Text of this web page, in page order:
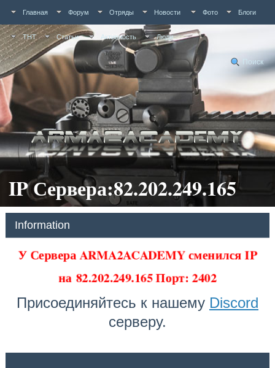
Главная Форум Отряды Новости Фото Блоги
ТНТ Статьи Активность Люди
Поиск
IP Сервера:82.202.249.165
Information
У Сервера ARMA2ACADEMY сменился IP
на 82.202.249.165 Порт: 2402
Присоединяйтесь к нашему Discord
серверу.